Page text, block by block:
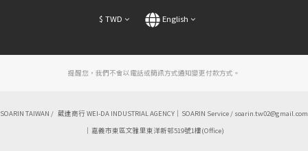
$ TWD English
提醒您，我們不會以電話或簡訊方式通知變更付款方式。
SOARIN TAIWAN / 葳達商行 WEI-DA INDUSTRIAL AGENCY｜SOARIN Service / soarin.tw02@gmail.com
｜嘉義市東區文雅里東洋新邨519號1樓(Office)